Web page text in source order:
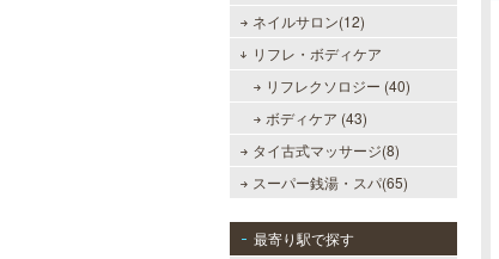
ネイルサロン(12)
リフレ・ボディケア
リフレクソロジー (40)
ボディケア (43)
タイ古式マッサージ(8)
スーパー銭湯・スパ(65)
最寄り駅で探す